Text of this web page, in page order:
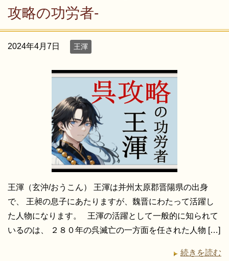
攻略の功労者-
2024年4月7日 王渾
王渾（玄沖/おうこん） 王渾は并州太原郡晋陽県の出身
で、 王昶の息子にあたりますが、魏晋にわたって活躍し
た人物になります。 王渾の活躍として一般的に知られて
いるのは、 ２８０年の呉滅亡の一方面を任された人物 […]
続きを読む